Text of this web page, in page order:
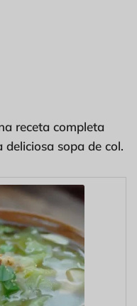
receta completa
sopa de col.